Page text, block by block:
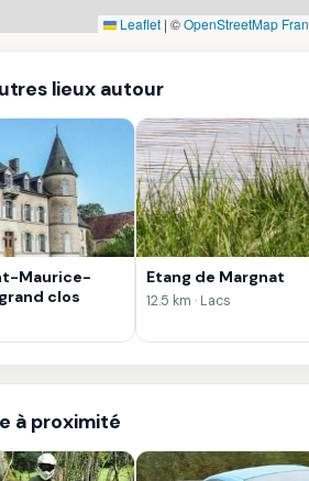
Leaflet | ©OpenStreetMap
lieux autour
Maurice-
clos
Etang de Margnat
12.5 km · Lacs
à proximité